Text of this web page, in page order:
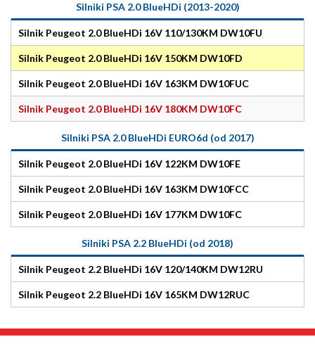
Silniki PSA 2.0 BlueHDi (2013-2020)
Silnik Peugeot 2.0 BlueHDi 16V 110/130KM DW10FU
Silnik Peugeot 2.0 BlueHDi 16V 150KM DW10FD
Silnik Peugeot 2.0 BlueHDi 16V 163KM DW10FUC
Silnik Peugeot 2.0 BlueHDi 16V 180KM DW10FC
Silniki PSA 2.0 BlueHDi EURO6d (od 2017)
Silnik Peugeot 2.0 BlueHDi 16V 122KM DW10FE
Silnik Peugeot 2.0 BlueHDi 16V 163KM DW10FCC
Silnik Peugeot 2.0 BlueHDi 16V 177KM DW10FC
Silniki PSA 2.2 BlueHDi (od 2018)
Silnik Peugeot 2.2 BlueHDi 16V 120/140KM DW12RU
Silnik Peugeot 2.2 BlueHDi 16V 165KM DW12RUC